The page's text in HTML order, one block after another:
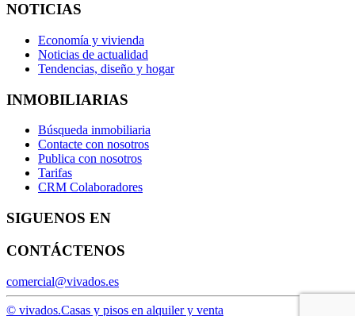
NOTICIAS
Economía y vivienda
Noticias de actualidad
Tendencias, diseño y hogar
INMOBILIARIAS
Búsqueda inmobiliaria
Contacte con nosotros
Publica con nosotros
Tarifas
CRM Colaboradores
SIGUENOS EN
CONTÁCTENOS
comercial@vivados.es
© vivados.Casas y pisos en alquiler y venta